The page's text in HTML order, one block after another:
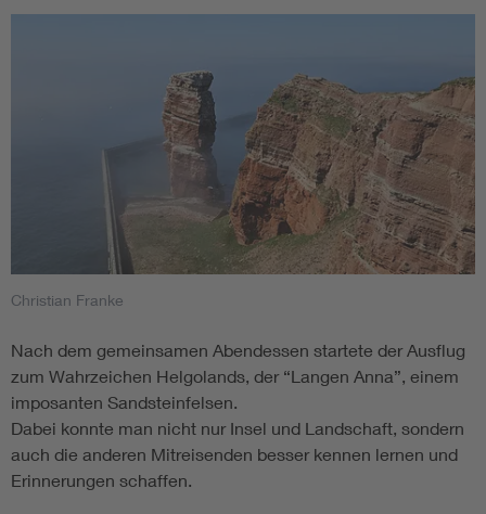
Christian Franke
Nach dem gemeinsamen Abendessen startete der Ausflug
zum Wahrzeichen Helgolands, der “Langen Anna”, einem
imposanten Sandsteinfelsen.
Dabei konnte man nicht nur Insel und Landschaft, sondern
auch die anderen Mitreisenden besser kennen lernen und
Erinnerungen schaffen.